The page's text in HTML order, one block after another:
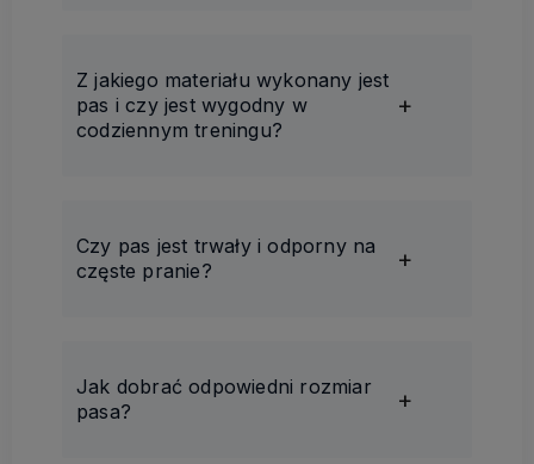
Z jakiego materiału wykonany jest
pas i czy jest wygodny w
codziennym treningu?
Czy pas jest trwały i odporny na
częste pranie?
Jak dobrać odpowiedni rozmiar
pasa?